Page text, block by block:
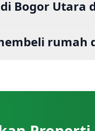
Bogor Utara
rumah